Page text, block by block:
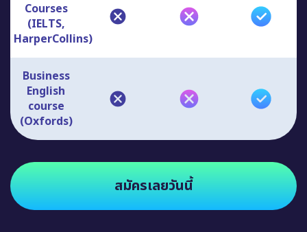
Courses
(IELTS,
HarperCollins)
Business
English
course
(Oxfords)
สมัครเลยวันนี้